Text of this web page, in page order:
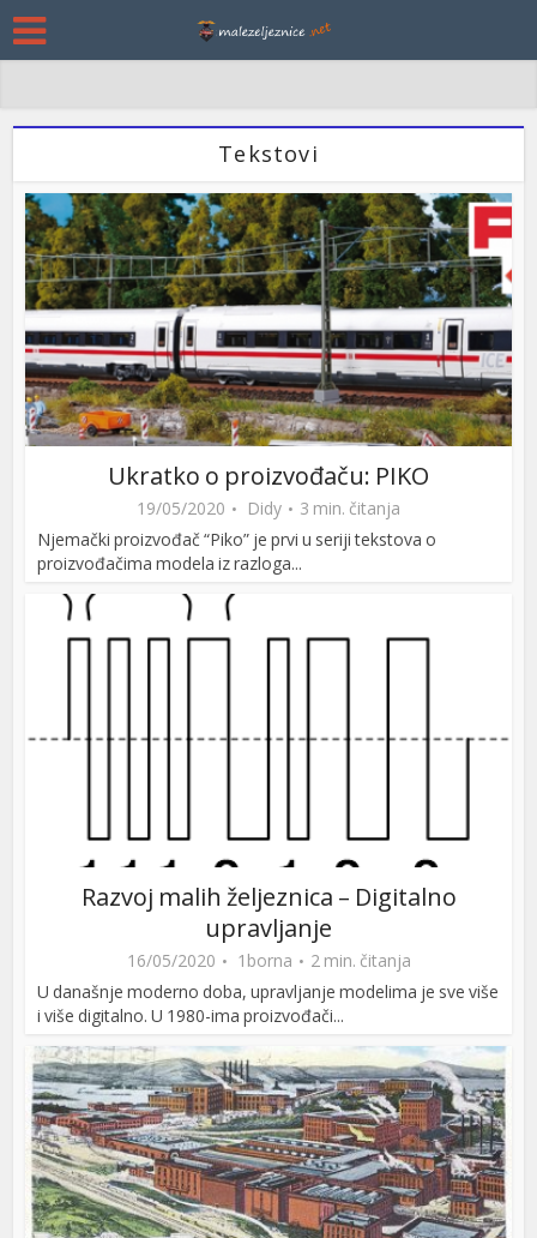
Tekstovi
Ukratko o proizvođaču: PIKO
19/05/2020 Didy
3 min. čitanja
Njemački proizvođač “Piko” je prvi u seriji tekstova o
proizvođačima modela iz razloga...
Razvoj malih željeznica – Digitalno
upravljanje
16/05/2020 1borna
2 min. čitanja
U današnje moderno doba, upravljanje modelima je sve više
i više digitalno. U 1980-ima proizvođači...